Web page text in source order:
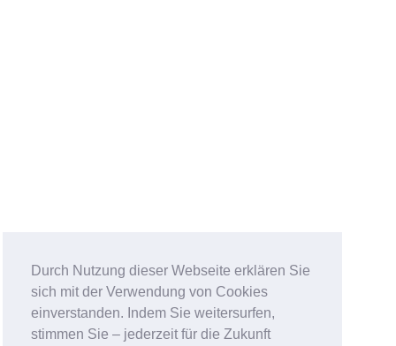
Durch Nutzung dieser Webseite erklären Sie
sich mit der Verwendung von Cookies
einverstanden. Indem Sie weitersurfen,
stimmen Sie – jederzeit für die Zukunft